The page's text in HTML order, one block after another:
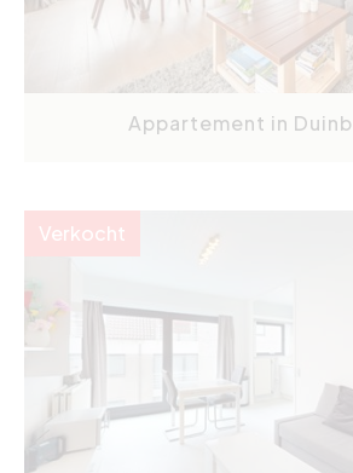
Appartement in
Verkocht